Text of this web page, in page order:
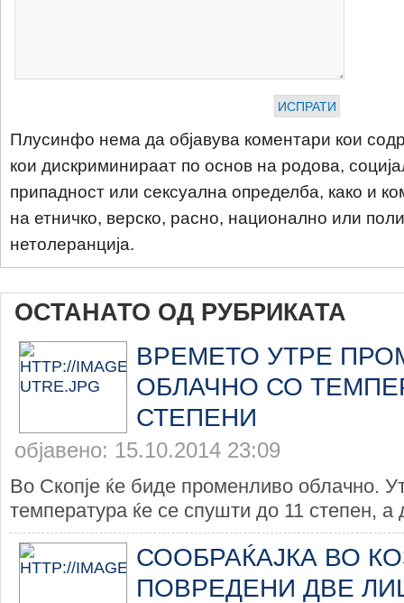
Плусинфо нема да објавува коментари кои
кои дискриминираат по основ на родова,
припадност или сексуална определба, како и
на етничко, верско, расно, национално или
нетолеранција.
ОСТАНАТО ОД РУБРИКАТА
ВРЕМЕТО УТРЕ
ОБЛАЧНО СО
СТЕПЕНИ
објавено: 15.10.2014 23:09
Во Скопје ќе биде променливо облачно.
температура ќе се спушти до 11 степен, а
СООБРАЌАЈКА ВО
ПОВРЕДЕНИ ДВЕ